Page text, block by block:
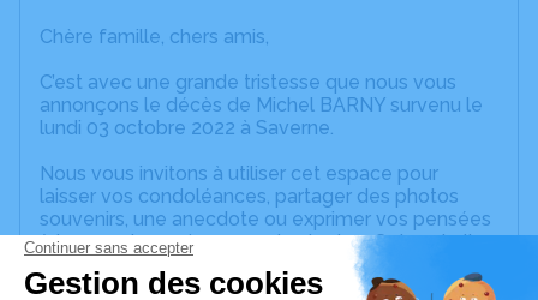
Chère famille, chers amis,
C’est avec une grande tristesse que nous vous
annonçons le décès de Michel BARNY survenu le
lundi 03 octobre 2022 à Saverne.
Nous vous invitons à utiliser cet espace pour
laisser vos condoléances, partager des photos
souvenirs, une anecdote ou exprimer vos pensées
à travers des poèmes ou des textes. Cet endroit
est un lieu d'expression dédié à honorer la
mémoire de Michel BARNY.